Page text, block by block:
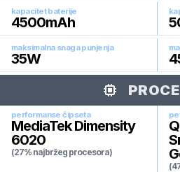
kapacitet baterije
4500mAh
maksimalna snaga punjenja
35W
performanse čipseta
MediaTek Dimensity
6020
(27% najbržeg procesora)